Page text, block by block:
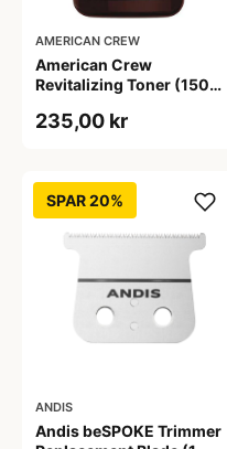
AMERICAN CREW
American Crew
Revitalizing Toner (150
235,00 kr
SPAR 20%
ANDIS
Andis beSPOKE Trimmer